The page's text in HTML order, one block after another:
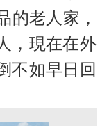
的老人家，
，現在在外
不如早日回